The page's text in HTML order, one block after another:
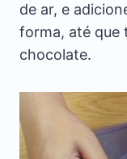
de ar, e
forma, até que
chocolate.